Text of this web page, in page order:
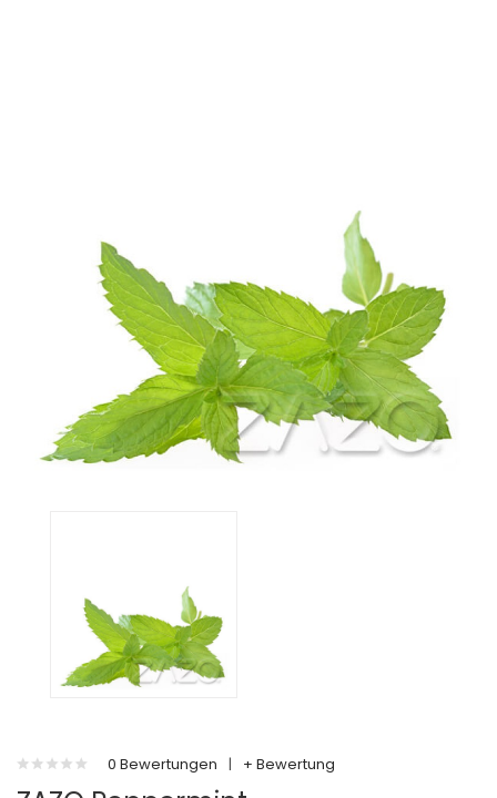
0 Bewertungen | + Bewertung